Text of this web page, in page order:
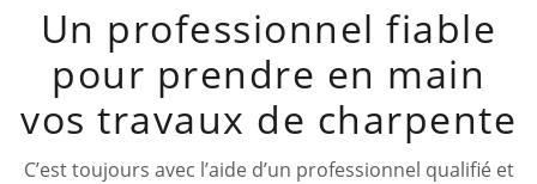
Un professionnel fiable
pour prendre en main
vos travaux de charpente
C’est toujours avec l’aide d’un professionnel qualifié et